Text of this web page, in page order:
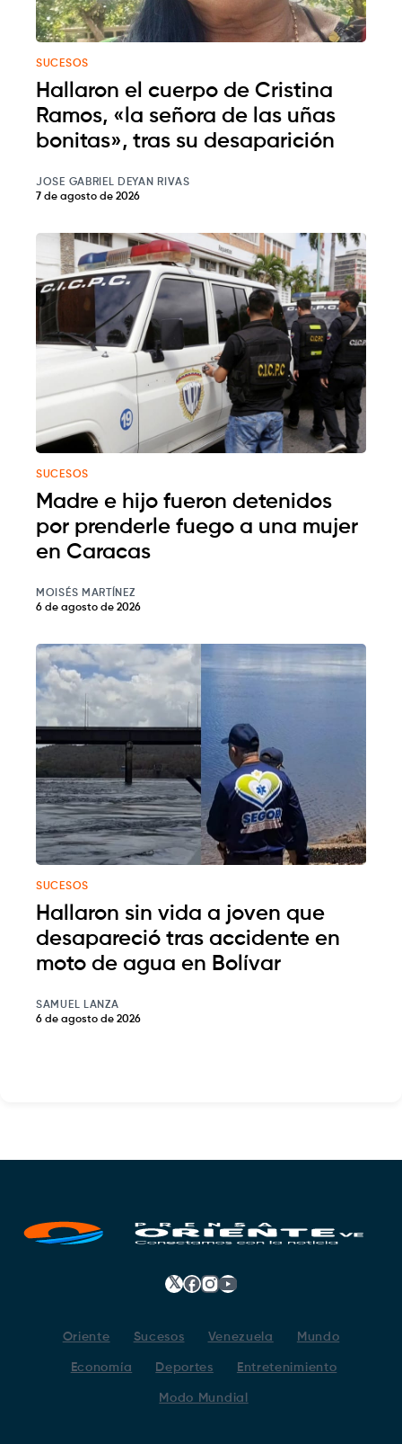
SUCESOS
Hallaron el cuerpo de Cristina
Ramos, «la señora de las uñas
bonitas», tras su desaparición
JOSE GABRIEL DEYAN RIVAS
7 de agosto de 2026
SUCESOS
Madre e hijo fueron detenidos
por prenderle fuego a una mujer
en Caracas
MOISÉS MARTÍNEZ
6 de agosto de 2026
SUCESOS
Hallaron sin vida a joven que
desapareció tras accidente en
moto de agua en Bolívar
SAMUEL LANZA
6 de agosto de 2026
𝕏 Facebook
Instagram
YouTube
Oriente Sucesos Venezuela Mundo
Economía Deportes Entretenimiento
Modo Mundial